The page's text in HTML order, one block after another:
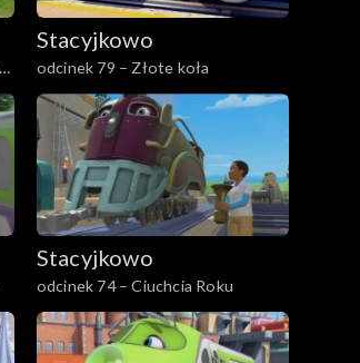
Stacyjkowo
odcinek 79 – Złote koła
Stacyjkowo
odcinek 74 – Ciuchcia Roku